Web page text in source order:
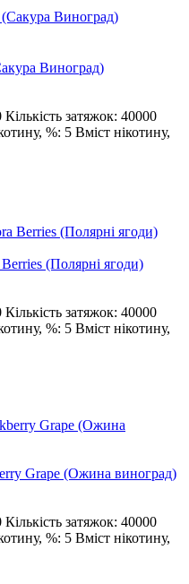
Виноград)
Кількість затяжок: 40000
%: 5 Вміст нікотину,
(Полярні ягоди)
Кількість затяжок: 40000
%: 5 Вміст нікотину,
Grape (Ожина виноград)
Кількість затяжок: 40000
%: 5 Вміст нікотину,